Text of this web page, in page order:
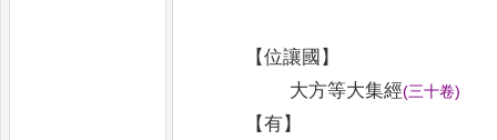
【位讓國 】
大方等大集經(三十卷)
【有】